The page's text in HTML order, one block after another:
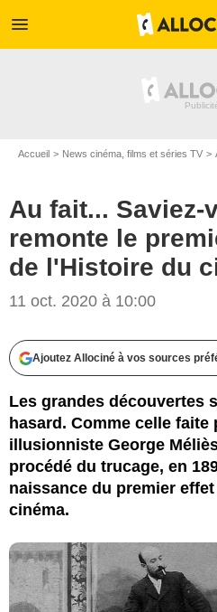
menu
Accueil News cinéma, films et séries TV
Au fait... Saviez-
remonte le
de l'Histoire du
11 oct. 2020 à 10:00
Ajoutez Allociné à vos sources
Les grandes découvertes
hasard. Comme celle faite
illusionniste George
procédé du trucage, en
naissance du premier
cinéma.